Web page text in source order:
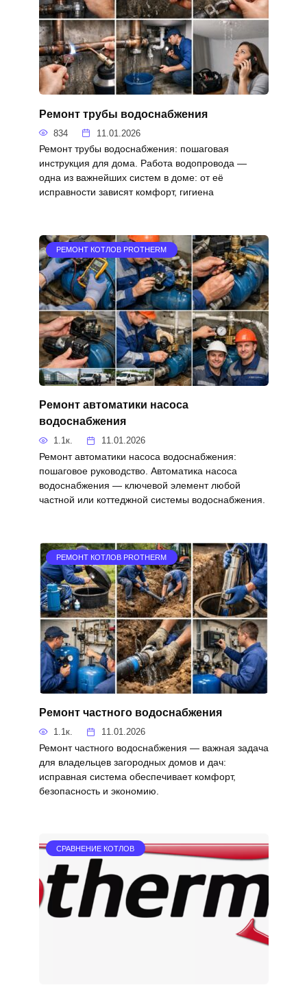
Ремонт трубы водоснабжения
834 11.01.2026
Ремонт трубы водоснабжения: пошаговая
инструкция для дома. Работа водопровода —
одна из важнейших систем в доме: от её
исправности зависят комфорт, гигиена
РЕМОНТ КОТЛОВ PROTHERM
Ремонт автоматики насоса
водоснабжения
1.1к. 11.01.2026
Ремонт автоматики насоса водоснабжения:
пошаговое руководство. Автоматика насоса
водоснабжения — ключевой элемент любой
частной или коттеджной системы водоснабжения.
РЕМОНТ КОТЛОВ PROTHERM
Ремонт частного водоснабжения
1.1к. 11.01.2026
Ремонт частного водоснабжения — важная задача
для владельцев загородных домов и дач:
исправная система обеспечивает комфорт,
безопасность и экономию.
СРАВНЕНИЕ КОТЛОВ